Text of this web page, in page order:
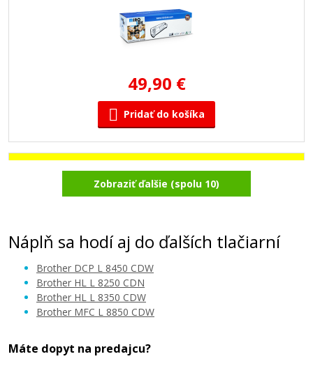
49,90 €
Pridať do košíka
Brother TN-329Y (Žltý)
Zobraziť ďalšie (spolu 10)
Náplň sa hodí aj do ďalších tlačiarní
Brother DCP L 8450 CDW
Brother HL L 8250 CDN
Brother HL L 8350 CDW
Brother MFC L 8850 CDW
Máte dopyt na predajcu?